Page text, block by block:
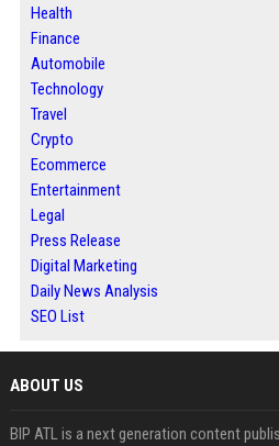
Health
Finance
Automobile
Technology
Travel
Crypto
Ecommerce
Entertainment
Legal
Press Release
Digital Marketing
Daily News Analysis
SEO List
ABOUT US
BIP ATL is a next generation content